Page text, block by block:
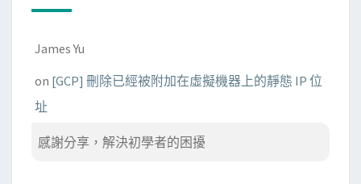
James Yu
on [GCP] 刪除已經被附加在虛擬機器上的靜態 IP 位
址
感謝分享，解決初學者的困擾